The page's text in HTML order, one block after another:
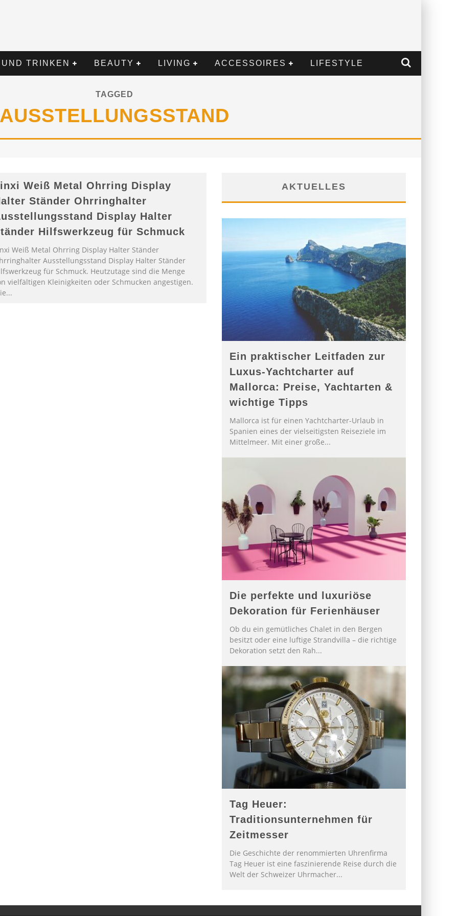
TRINKEN BEAUTY LIVING ACCESSOIRES LIFESTYLE
TAGGED
AUSSTELLUNGSSTAND
Weiß Metal Ohrring Display
Ständer Ohrringhalter
Display Halter
Hilfswerkzeug für Schmuck
Weiß Metal Ohrring Display Halter Ständer
Ausstellungsstand Display Halter Ständer
für Schmuck. Heutzutage sind die Menge
vielfältigen Kleinigkeiten oder Schmucken angestigen.
AKTUELLES
Ein praktischer Leitfaden zur
Luxus-Yachtcharter auf
Mallorca: Preise, Yachtarten &
wichtige Tipps
Mallorca ist für einen Yachtcharter-Urlaub in
Spanien eines der vielseitigsten Reiseziele im
Mittelmeer. Mit einer große...
Die perfekte und luxuriöse
Dekoration für Ferienhäuser
Ob du ein gemütliches Chalet in den Bergen
besitzt oder eine luftige Strandvilla – die richtige
Dekoration setzt den Rah...
Tag Heuer:
Traditionsunternehmen für
Zeitmesser
Die Geschichte der renommierten Uhrenfirma
Tag Heuer ist eine faszinierende Reise durch die
Welt der Schweizer Uhrmacher...